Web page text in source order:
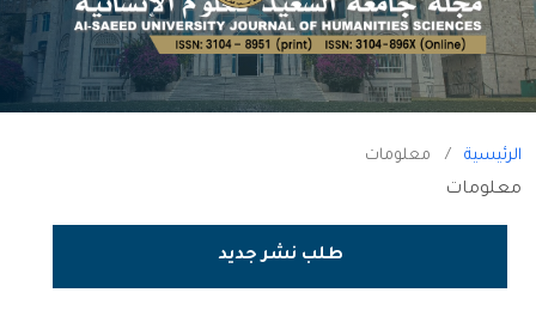
الرئيسية / معلومات
معلومات
طلب نشر جديد